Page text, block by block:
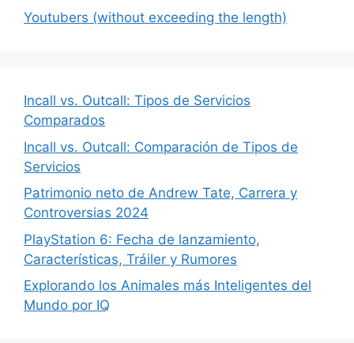
Youtubers (without exceeding the length)
Incall vs. Outcall: Tipos de Servicios
Comparados
Incall vs. Outcall: Comparación de Tipos de
Servicios
Patrimonio neto de Andrew Tate, Carrera y
Controversias 2024
PlayStation 6: Fecha de lanzamiento,
Características, Tráiler y Rumores
Explorando los Animales más Inteligentes del
Mundo por IQ